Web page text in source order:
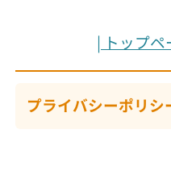
| トップペ
プライバシーポリシ